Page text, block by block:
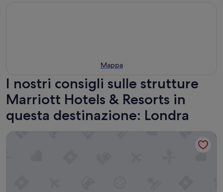
Mappa
I nostri consigli sulle strutture
Marriott Hotels & Resorts in
questa destinazione: Londra